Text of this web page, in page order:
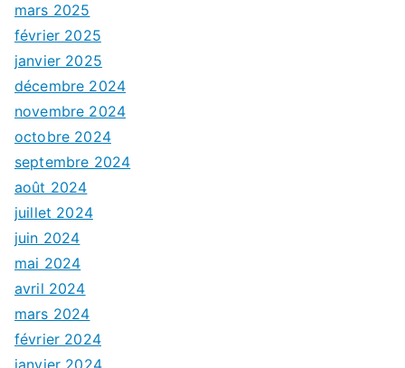
mars 2025
février 2025
janvier 2025
décembre 2024
novembre 2024
octobre 2024
septembre 2024
août 2024
juillet 2024
juin 2024
mai 2024
avril 2024
mars 2024
février 2024